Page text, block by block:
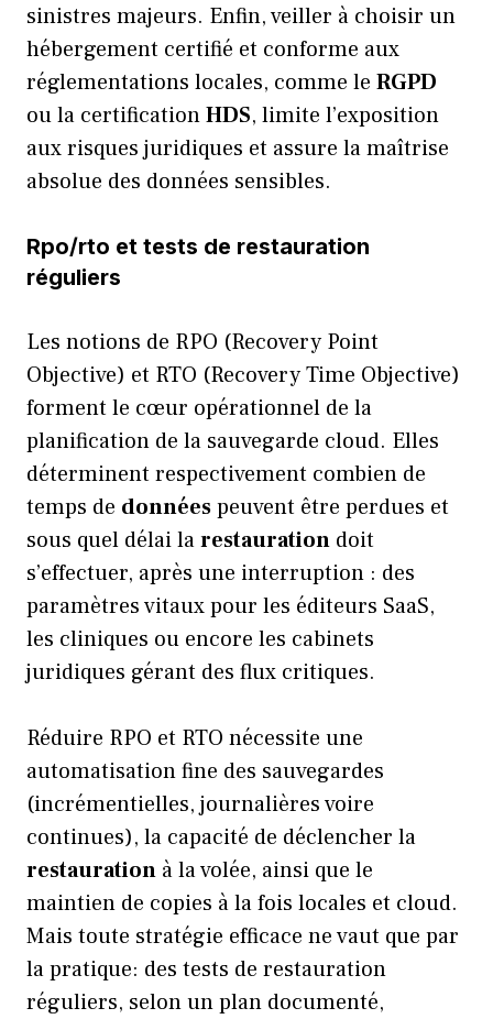
sinistres majeurs. Enfin, veiller à choisir un
hébergement certifié et conforme aux
réglementations locales, comme le RGPD
ou la certificationHDS, limite l’exposition
aux risques juridiques et assure la maîtrise
absolue des données sensibles.
Rpo/rto et tests de restauration
réguliers
Les notions de RPO (Recovery Point
Objective) et RTO (Recovery Time Objective)
forment le cœur opérationnel de la
planification de la sauvegarde cloud. Elles
déterminent respectivement combien de
temps de donnéespeuvent être perdues et
sous quel délai larestauration doit
s’effectuer, après une interruption : des
paramètres vitaux pour les éditeurs SaaS,
les cliniques ou encore les cabinets
juridiques gérant des flux critiques.
Réduire RPO et RTO nécessite une
automatisation fine des sauvegardes
(incrémentielles, journalières voire
continues), la capacité de déclencher la
restauration à la volée, ainsi que le
maintien de copies à la fois locales et cloud.
Mais toute stratégie efficace ne vaut que par
la pratique: des tests de restauration
réguliers, selon un plan documenté,